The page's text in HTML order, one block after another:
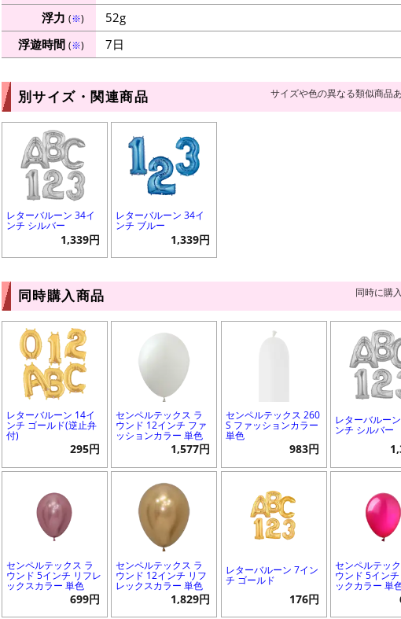
浮力 (※)
52g
浮遊時間 (※) 7日
別サイズ・関連商品 サイズや色の異なる類似商品
レターバルーン 34イ
ンチ シルバー
1,339円
レターバルーン 34イ
ンチ ブルー
1,339円
同時購入商品 同時に購
レターバルーン 14イ
ンチ ゴールド(逆止弁
付)
295円
センペルテックス ラ
ウンド 12インチ ファ
ッションカラー 単色
1,577円
センペルテックス 260
S ファッションカラー
単色
983円
レターバルー
ンチ シルバー
センペルテックス ラ
ウンド 5インチ リフレ
ックスカラー 単色
699円
センペルテックス ラ
ウンド 12インチ リフ
レックスカラー 単色
1,829円
レターバルーン 7イン
チ ゴールド
176円
センペルテッ
ウンド 5インチ
ックカラー 単